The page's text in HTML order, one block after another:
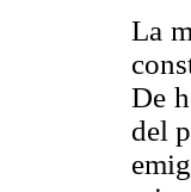
La
De
del